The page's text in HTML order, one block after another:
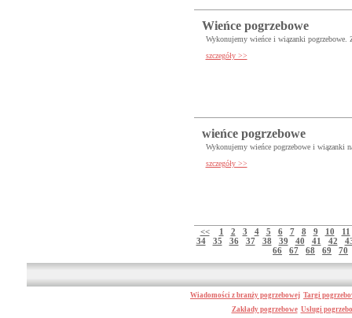
Wieńce pogrzebowe
Wykonujemy wieńce i wiązanki
szczegóły >>
wieńce pogrzebowe
Wykonujemy wieńce pogrzebowe i wiązanki
szczegóły >>
<< 1 2 3 4 5 6 7 8 9 10
11
34
35 36 37 38 39 40 41 42
66
67 68 69 70
Wiadomości z branży pogrzebowej Targi
Zakłady pogrzebowe Usługi